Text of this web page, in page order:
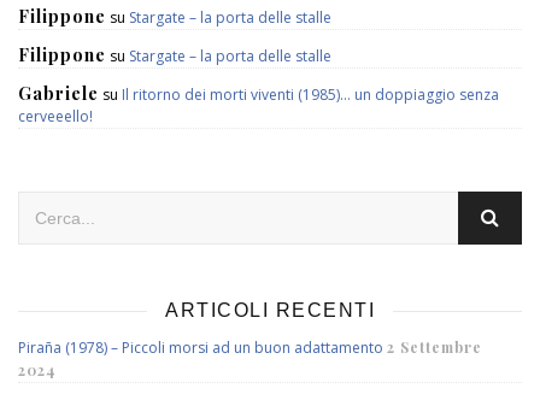
Filippone su Stargate – la porta delle stalle
Filippone su Stargate – la porta delle stalle
Gabriele su Il ritorno dei morti viventi (1985)… un doppiaggio senza
cerveeello!
ARTICOLI RECENTI
Piraña (1978) – Piccoli morsi ad un buon adattamento 2 Settembre
2024